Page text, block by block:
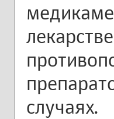
случаях.